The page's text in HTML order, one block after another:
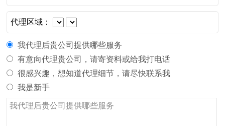
代理区域：
我代理后贵公司提供哪些服务
有意向代理贵公司，请寄资料或给我打电话
很感兴趣，想知道代理细节，请尽快联系我
我是新手